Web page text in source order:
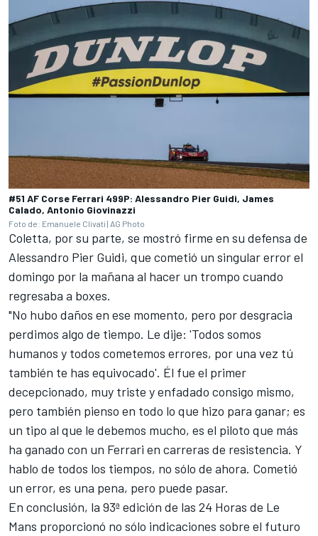
#51 AF Corse Ferrari 499P: Alessandro Pier Guidi, James
Calado, Antonio Giovinazzi
Foto de: Emanuele Clivati | AG Photo
Coletta, por su parte, se mostró firme en su defensa de
Alessandro Pier Guidi, que cometió un singular error el
domingo por la mañana al hacer un trompo cuando
regresaba a boxes.
"No hubo daños en ese momento, pero por desgracia
perdimos algo de tiempo. Le dije: 'Todos somos
humanos y todos cometemos errores, por una vez tú
también te has equivocado'. Él fue el primer
decepcionado, muy triste y enfadado consigo mismo,
pero también pienso en todo lo que hizo para ganar; es
un tipo al que le debemos mucho, es el piloto que más
ha ganado con un Ferrari en carreras de resistencia. Y
hablo de todos los tiempos, no sólo de ahora. Cometió
un error, es una pena, pero puede pasar.
En conclusión, la 93ª edición de las 24 Horas de Le
Mans proporcionó no sólo indicaciones sobre el futuro